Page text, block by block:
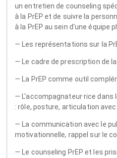
un entretien de counseling
à la PrEP et de suivre la
à la PrEP au sein d'une équipe
— Les représentations sur la
— Le cadre de prescription de la
— La PrEP comme outil
— L'accompagnateur·rice dans
: rôle, posture, articulation avec
— La communication avec le
motivationnelle, rappel sur le
— Le counseling PrEP et les